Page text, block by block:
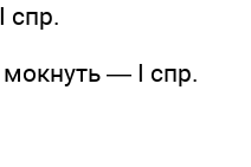
спр.
— I спр.